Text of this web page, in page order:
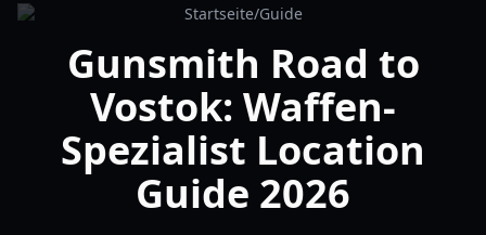
Startseite/Guide
Gunsmith Road to
Vostok: Waffen-
Spezialist Location
Guide 2026